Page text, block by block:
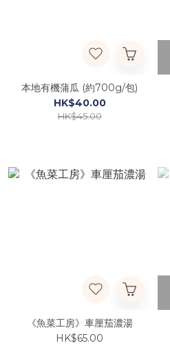
本地有機蒲瓜 (約700g/包)
HK$40.00
HK$45.00
《魚菜工房》車厘茄濃湯
HK$65.00